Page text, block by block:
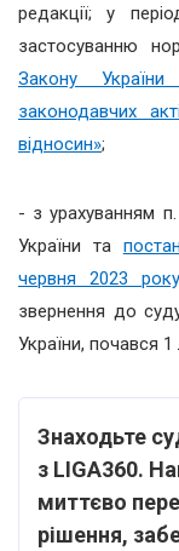
редакції; у
застосуванню
Закону
законодавчих
відносин»;
- з урахуванням
України та
червня 2023
звернення до
України, почався
Знаходьте
з LIGA360.
миттєво
рішення,